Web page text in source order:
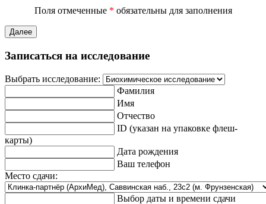
Поля отмеченные * обязательны для заполнения
Далее
Записаться на исследование
Выбрать исследование:
Фамилия
Имя
Отчество
ID (указан на упаковке флеш-
карты)
Дата рождения
Ваш телефон
Место сдачи:
Выбор даты и времени сдачи